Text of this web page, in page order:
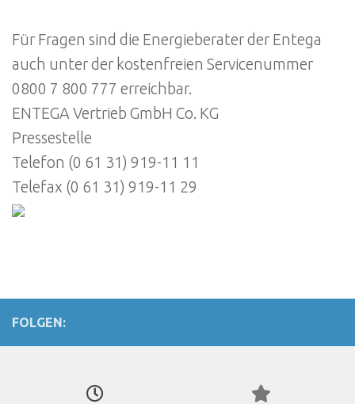
Für Fragen sind die Energieberater der Entega
auch unter der kostenfreien Servicenummer
0800 7 800 777 erreichbar.
ENTEGA Vertrieb GmbH Co. KG
Pressestelle
Telefon (0 61 31) 919-11 11
Telefax (0 61 31) 919-11 29
FOLGEN: